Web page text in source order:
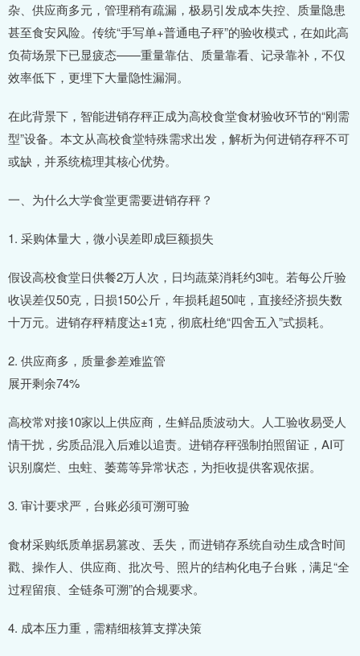
杂、供应商多元，管理稍有疏漏，极易引发成本失控、质量隐患
甚至食安风险。传统“手写单+普通电子秤”的验收模式，在如此高
负荷场景下已显疲态——重量靠估、质量靠看、记录靠补，不仅
效率低下，更埋下大量隐性漏洞。
在此背景下，智能进销存秤正成为高校食堂食材验收环节的“刚需
型”设备。本文从高校食堂特殊需求出发，解析为何进销存秤不可
或缺，并系统梳理其核心优势。
一、为什么大学食堂更需要进销存秤？
1. 采购体量大，微小误差即成巨额损失
假设高校食堂日供餐2万人次，日均蔬菜消耗约3吨。若每公斤验
收误差仅50克，日损150公斤，年损耗超50吨，直接经济损失数
十万元。进销存秤精度达±1克，彻底杜绝“四舍五入”式损耗。
2. 供应商多，质量参差难监管
展开剩余74%
高校常对接10家以上供应商，生鲜品质波动大。人工验收易受人
情干扰，劣质品混入后难以追责。进销存秤强制拍照留证，AI可
识别腐烂、虫蛀、萎蔫等异常状态，为拒收提供客观依据。
3. 审计要求严，台账必须可溯可验
食材采购纸质单据易篡改、丢失，而进销存系统自动生成含时间
戳、操作人、供应商、批次号、照片的结构化电子台账，满足“全
过程留痕、全链条可溯”的合规要求。
4. 成本压力重，需精细核算支撑决策